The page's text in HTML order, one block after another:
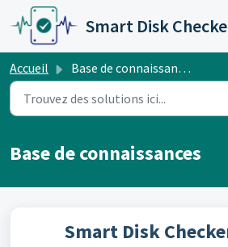
Passer au contenu principal
Accueil Base de connaissances
Base de connaissances
Smart Disk